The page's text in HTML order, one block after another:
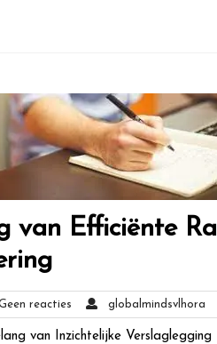
van Efficiënte
reacties Geen
reacties
globalmindsvlhora
van Inzichtelijke